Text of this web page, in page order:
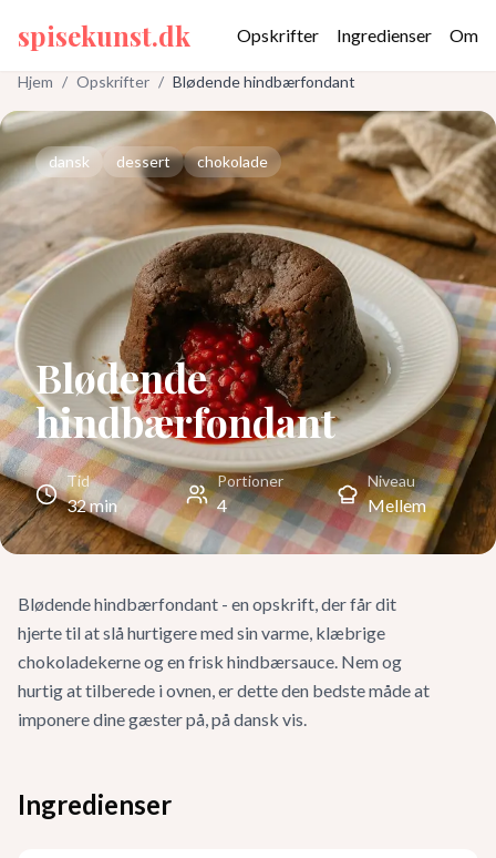
spisekunst.dk Opskrifter Ingredienser Om
Hjem / Opskrifter / Blødende hindbærfondant
dansk dessert chokolade
Blødende
hindbærfondant
Tid
32min
Portioner
4
Niveau
Mellem
Blødende hindbærfondant - en opskrift, der får dit
hjerte til at slå hurtigere med sin varme, klæbrige
chokoladekerne og en frisk hindbærsauce. Nem og
hurtig at tilberede i ovnen, er dette den bedste måde at
imponere dine gæster på, på dansk vis.
Ingredienser